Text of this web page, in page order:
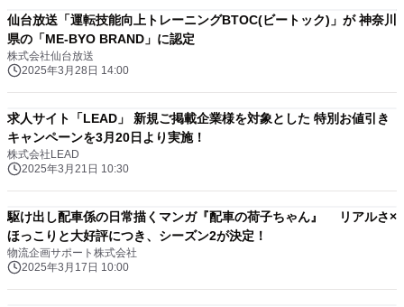
仙台放送「運転技能向上トレーニングBTOC(ビートック)」が 神奈川
県の「ME-BYO BRAND」に認定
株式会社仙台放送
2025年3月28日 14:00
求人サイト「LEAD」 新規ご掲載企業様を対象とした 特別お値引き
キャンペーンを3月20日より実施！
株式会社LEAD
2025年3月21日 10:30
駆け出し配車係の日常描くマンガ『配車の荷子ちゃん』 リアルさ×
ほっこりと大好評につき、シーズン2が決定！
物流企画サポート株式会社
2025年3月17日 10:00